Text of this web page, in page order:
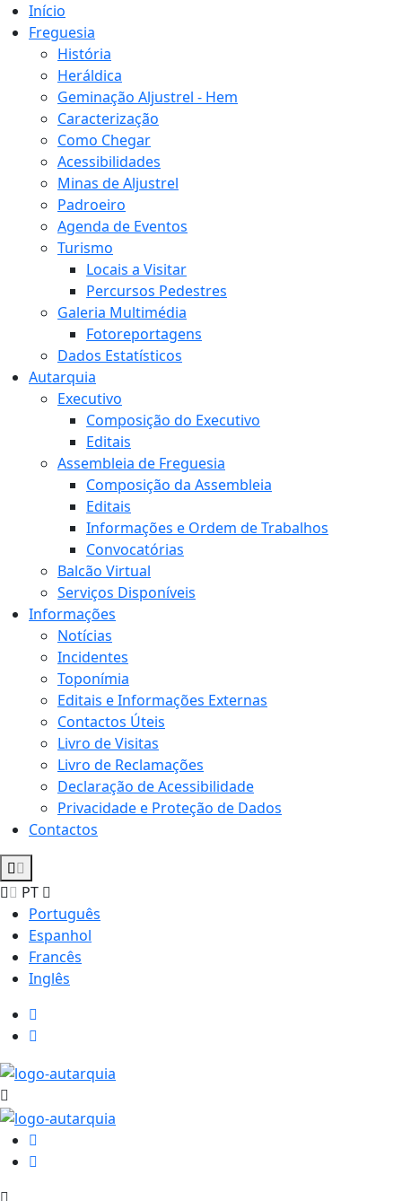
Início
Freguesia
História
Heráldica
Geminação Aljustrel - Hem
Caracterização
Como Chegar
Acessibilidades
Minas de Aljustrel
Padroeiro
Agenda de Eventos
Turismo
Locais a Visitar
Percursos Pedestres
Galeria Multimédia
Fotoreportagens
Dados Estatísticos
Autarquia
Executivo
Composição do Executivo
Editais
Assembleia de Freguesia
Composição da Assembleia
Editais
Informações e Ordem de Trabalhos
Convocatórias
Balcão Virtual
Serviços Disponíveis
Informações
Notícias
Incidentes
Toponímia
Editais e Informações Externas
Contactos Úteis
Livro de Visitas
Livro de Reclamações
Declaração de Acessibilidade
Privacidade e Proteção de Dados
Contactos
PT
Português
Espanhol
Francês
Inglês